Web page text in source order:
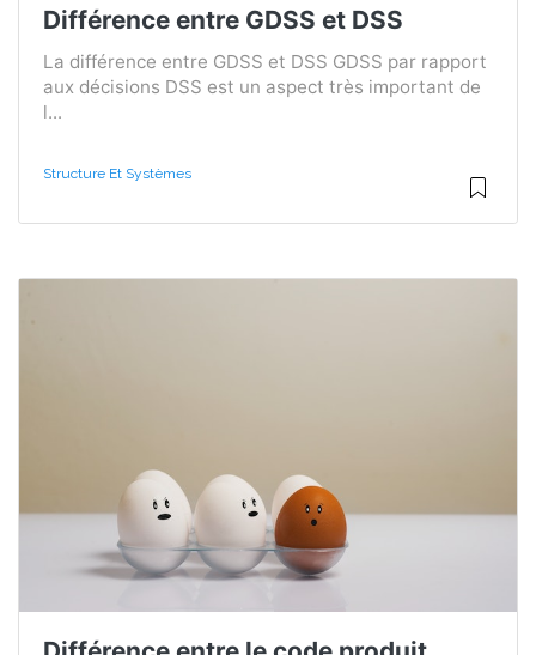
Différence entre GDSS et DSS
La différence entre GDSS et DSS GDSS par rapport
aux décisions DSS est un aspect très important de
l...
Structure Et Systèmes